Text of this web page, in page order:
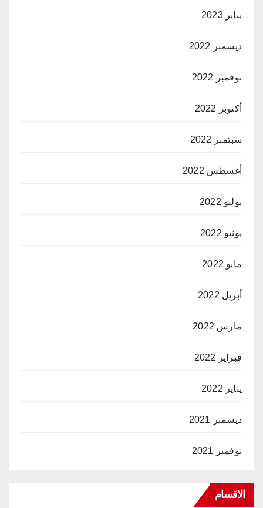
يناير 2023
ديسمبر 2022
نوفمبر 2022
أكتوبر 2022
سبتمبر 2022
أغسطس 2022
يوليو 2022
يونيو 2022
مايو 2022
أبريل 2022
مارس 2022
فبراير 2022
يناير 2022
ديسمبر 2021
نوفمبر 2021
الاقسام